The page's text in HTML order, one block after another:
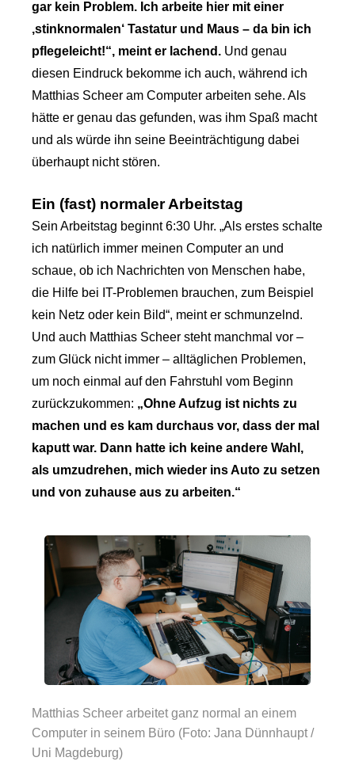
gar kein Problem. Ich arbeite hier mit einer
‚stinknormalen‘ Tastatur und Maus – da bin ich
pflegeleicht!“, meint er lachend. Und genau
diesen Eindruck bekomme ich auch, während ich
Matthias Scheer am Computer arbeiten sehe. Als
hätte er genau das gefunden, was ihm Spaß macht
und als würde ihn seine Beeinträchtigung dabei
überhaupt nicht stören.
Ein (fast) normaler Arbeitstag
Sein Arbeitstag beginnt 6:30 Uhr. „Als erstes schalte
ich natürlich immer meinen Computer an und
schaue, ob ich Nachrichten von Menschen habe,
die Hilfe bei IT-Problemen brauchen, zum Beispiel
kein Netz oder kein Bild“, meint er schmunzelnd.
Und auch Matthias Scheer steht manchmal vor –
zum Glück nicht immer – alltäglichen Problemen,
um noch­ einmal auf den Fahrstuhl vom Beginn
zurückzukommen: „Ohne Aufzug ist nichts zu
machen und es kam durchaus vor, dass der mal
kaputt war. Dann hatte ich keine andere Wahl,
als umzudrehen, mich wieder ins Auto zu setzen
und von zuhause aus zu arbeiten.“
Matthias Scheer arbeitet ganz normal an einem
Computer in seinem Büro (Foto: Jana Dünnhaupt /
Uni Magdeburg)